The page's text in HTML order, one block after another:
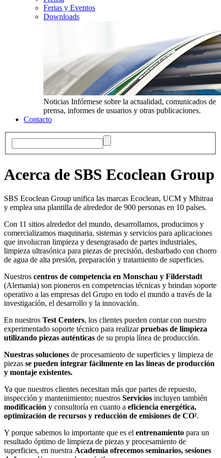
Ferias y Eventos
Downloads
Noticias Infórmese sobre la actualidad, comunicados de
prensa, informes de usuarios y otras publicaciones.
Contacto
Acerca de SBS Ecoclean Group
SBS Ecoclean Group unifica las marcas Ecoclean, UCM y Mhitraa
y emplea una plantilla de alrededor de 900 personas en 10 países.
Con 11 sitios alrededor del mundo, desarrollamos, producimos y
comercializamos maquinaria, sistemas y servicios para aplicaciones
que involucran limpieza y desengrasado de partes industriales,
limpieza ultrasónica para piezas de precisión, desbarbado con chorro
de agua de alta presión, preparación y tratamiento de superficies.
Nuestros centros de competencia en Monschau y Filderstadt
(Alemania) son pioneros en competencias técnicas y brindan soporte
operativo a las empresas del Grupo en todo el mundo a través de la
investigación, el desarrollo y la innovación.
En nuestros Test Centers, los clientes pueden contar con nuestro
experimentado soporte técnico para realizarpruebas de limpieza
utilizando piezas auténticas de su propia línea de producción.
Nuestras soluciones de procesamiento de superficies y limpieza de
piezas se pueden integrar fácilmente en las líneas de producción
y montaje existentes.
Ya que nuestros clientes necesitan más que partes de repuesto,
inspección y mantenimiento; nuestros Servicios incluyen también
modificación y consultoría en cuanto a eficiencia energética,
optimización de recursos y reducción de emisiones de CO².
Y porque sabemos lo importante que es el entrenamiento para un
resultado óptimo de limpieza de piezas y procesamiento de
superficies, en nuestra Academia ofrecemos seminarios, sesiones